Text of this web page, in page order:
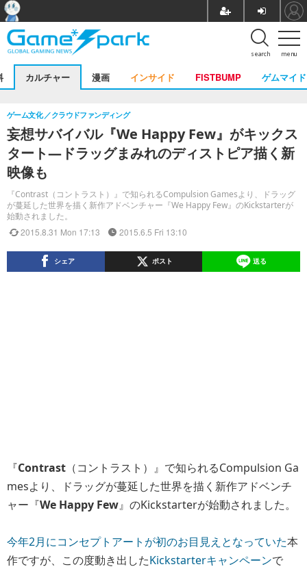
menu
search
カルチャー 漫画 インサイド FISTBUMP ゲムマイド
妄想サバイバル『We Happy Few』がキックス
タート―ドラッグまみれのディストピア描く新
映像も
『Contrast（コントラスト）』で知られるCompulsion Gamesより、ドラッグ
が蔓延した世界を描く新作アドベンチャー『We Happy Few』のKickstarterが
始動されました。
ゲーム文化 クラウドファンディング
2015.8.31 Mon 17:13 2015.6.5 Fri 13:10
シェア ポスト 送る
『Contrast （コントラスト）』で知られるCompulsion Ga
mesより、ドラッグが蔓延した世界を描く新作アドベンチ
ャー『We Happy Few』のKickstarterが始動されました。
今年2月にコンセプトアートが初のお目見えとなっていた本
作ですが、この度動き出したKickstarterキャンペーンで